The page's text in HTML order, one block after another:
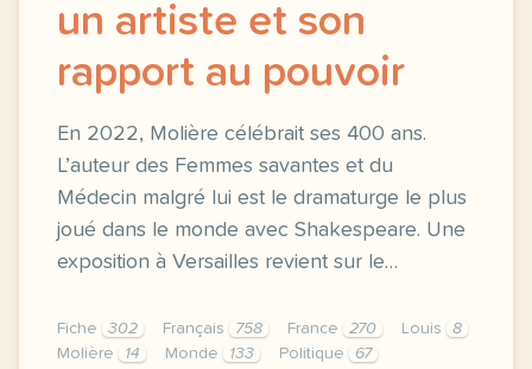
un artiste et son
rapport au pouvoir
En 2022, Molière célébrait ses 400 ans.
L’auteur des Femmes savantes et du
Médecin malgré lui est le dramaturge le plus
joué dans le monde avec Shakespeare. Une
exposition à Versailles revient sur le…
Fiche 302 Français 758 France 270 Louis
8
Molière
14 Monde 133 Politique
67